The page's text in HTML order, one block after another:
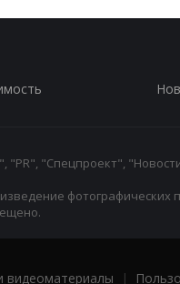
"Спецпроект",
видеоматериалы |